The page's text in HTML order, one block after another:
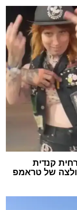
קנדית
של טראמפ